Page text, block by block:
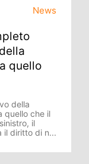
News
quello
della
quello che il
il
il diritto di n...